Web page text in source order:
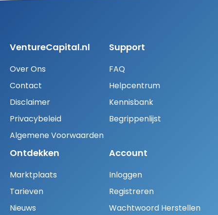
VentureCapital.nl
Over Ons
Contact
Disclaimer
Privacybeleid
Algemene Voorwaarden
Support
FAQ
Helpcentrum
Kennisbank
Begrippenlijst
Ontdekken
Marktplaats
Tarieven
Nieuws
Account
Inloggen
Registreren
Wachtwoord Herstellen